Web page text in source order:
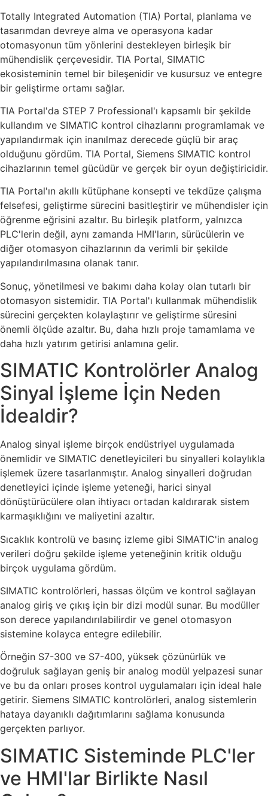
Totally Integrated Automation (TIA) Portal, planlama ve
tasarımdan devreye alma ve operasyona kadar
otomasyonun tüm yönlerini destekleyen birleşik bir
mühendislik çerçevesidir. TIA Portal, SIMATIC
ekosisteminin temel bir bileşenidir ve kusursuz ve entegre
bir geliştirme ortamı sağlar.
TIA Portal'da STEP 7 Professional'ı kapsamlı bir şekilde
kullandım ve SIMATIC kontrol cihazlarını programlamak ve
yapılandırmak için inanılmaz derecede güçlü bir araç
olduğunu gördüm. TIA Portal, Siemens SIMATIC kontrol
cihazlarının temel gücüdür ve gerçek bir oyun değiştiricidir.
TIA Portal'ın akıllı kütüphane konsepti ve tekdüze çalışma
felsefesi, geliştirme sürecini basitleştirir ve mühendisler için
öğrenme eğrisini azaltır. Bu birleşik platform, yalnızca
PLC'lerin değil, aynı zamanda HMI'ların, sürücülerin ve
diğer otomasyon cihazlarının da verimli bir şekilde
yapılandırılmasına olanak tanır.
Sonuç, yönetilmesi ve bakımı daha kolay olan tutarlı bir
otomasyon sistemidir. TIA Portal'ı kullanmak mühendislik
sürecini gerçekten kolaylaştırır ve geliştirme süresini
önemli ölçüde azaltır. Bu, daha hızlı proje tamamlama ve
daha hızlı yatırım getirisi anlamına gelir.
SIMATIC Kontrolörler Analog
Sinyal İşleme İçin Neden
İdealdir?
Analog sinyal işleme birçok endüstriyel uygulamada
önemlidir ve SIMATIC denetleyicileri bu sinyalleri kolaylıkla
işlemek üzere tasarlanmıştır. Analog sinyalleri doğrudan
denetleyici içinde işleme yeteneği, harici sinyal
dönüştürücülere olan ihtiyacı ortadan kaldırarak sistem
karmaşıklığını ve maliyetini azaltır.
Sıcaklık kontrolü ve basınç izleme gibi SIMATIC'in analog
verileri doğru şekilde işleme yeteneğinin kritik olduğu
birçok uygulama gördüm.
SIMATIC kontrolörleri, hassas ölçüm ve kontrol sağlayan
analog giriş ve çıkış için bir dizi modül sunar. Bu modüller
son derece yapılandırılabilirdir ve genel otomasyon
sistemine kolayca entegre edilebilir.
Örneğin S7-300 ve S7-400, yüksek çözünürlük ve
doğruluk sağlayan geniş bir analog modül yelpazesi sunar
ve bu da onları proses kontrol uygulamaları için ideal hale
getirir. Siemens SIMATIC kontrolörleri, analog sistemlerin
hataya dayanıklı dağıtımlarını sağlama konusunda
gerçekten parlıyor.
SIMATIC Sisteminde PLC'ler
ve HMI'lar Birlikte Nasıl